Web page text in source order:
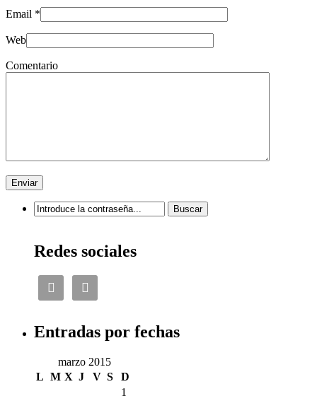
Email *
Web
Comentario
Redes sociales
 
Entradas por fechas
marzo 2015
L M X J V S
D
1